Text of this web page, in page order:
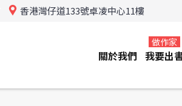
香港灣仔道133號卓凌中心11樓
關於我們 我要出
做作家